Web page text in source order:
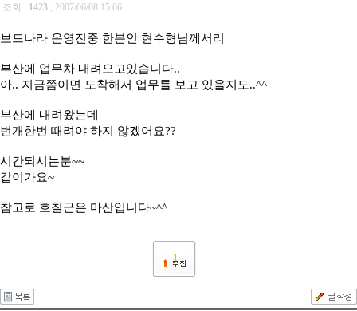
조회 : 1423 , 2007/06/08 15:06
보드나라 운영진중 한분인 현수형님께서리
부산에 업무차 내려오고있습니다..
아.. 지금쯤이면 도착해서 업무를 보고 있을지도..^^
부산에 내려왔는데
번개한번 때려야 하지 않겠어요??
시간되시는분~~
같이가요~
참고로 호칠군은 마산입니다~^^
1